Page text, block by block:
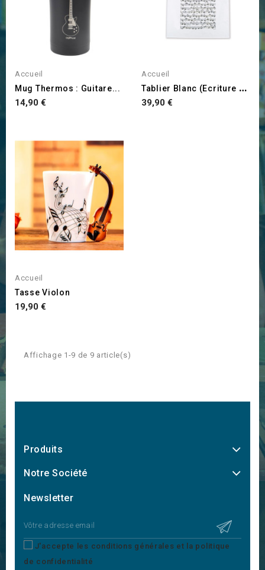
Accueil
Mug Thermos : Guitare...
Prix
14,90 €
Accueil
T
Ablier Blanc (Ecriture JS...
Prix
39,90 €
Accueil
Tasse Violon
Prix
19,90 €
Affichage 1-9 de 9 article(s)
Produits
Notre Société
Newsletter
J'accepte les conditions générales et la politique
de confidentialité